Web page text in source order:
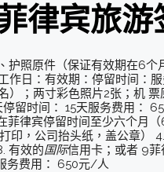
律宾旅游
照原件（保证有效期在6
日：有效期：停留时间：
；两寸彩色照片2张；机
留时间： 15天服务费用：
律宾停留时间至少六个月
，公司抬头纸，盖公章）
有效的国际信用卡；或者 9菲
务费用： 650元/人